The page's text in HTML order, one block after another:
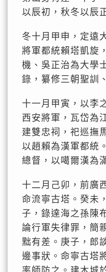
以辰初，秋冬以辰
冬十月甲申，定遠
將軍都統賴塔凱旋
機、吳正治為大學
錄，纂修三朝聖訓
十一月甲寅，以李
西安將軍，瓦岱為
建雙忠祠，祀巡撫
以趙賴為漢軍都統
總督，以噶爾漢為
十二月己卯，前廣
命流寧古塔。癸未
子，錄達海之孫陳
論行軍失律罪，簡
黜有差。庚子，郎
邊事狀。命寧古塔